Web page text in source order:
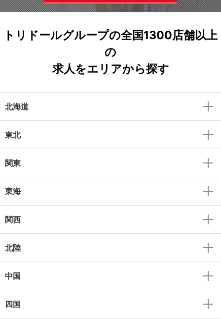
トリドールグループの全国1300店舗以上
の
求人をエリアから探す
北海道
東北
関東
東海
関西
北陸
中国
四国